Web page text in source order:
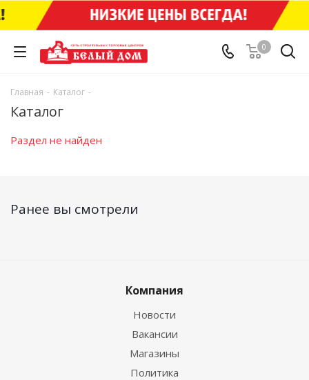
0
Главная - Каталог -
Каталог
Раздел не найден
Ранее вы смотрели
Компания
Новости
Вакансии
Магазины
Политика